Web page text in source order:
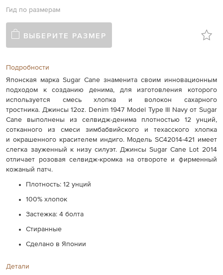
Гид по размерам
ВЫБЕРИТЕ РАЗМЕР
Подробности
Японская марка Sugar Cane знаменита своим инновационным
подходом к созданию денима, для изготовления которого
используется смесь хлопка и волокон сахарного
тростника. Джинсы 12oz. Denim 1947 Model Type III Navy от Sugar
Cane выполнены из селвидж-денима плотностью 12 унций,
сотканного из смеси зимбабвийского и техасского хлопка
иокрашенного красителем индиго. Модель SC42014-421 имеет
слегка зауженный к низу силуэт. ДжинсыSugar Cane Lot 2014
отличает розовая селвидж-кромка на отвороте и фирменный
кожаный патч.
Плотность: 12 унций
100% хлопок
Застежка: 4 болта
Стиранные
Сделано в Японии
Детали